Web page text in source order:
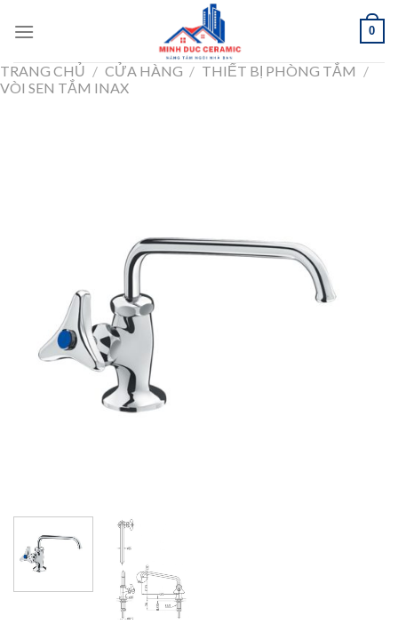
0
TRANG CHỦ / CỬA HÀNG / THIẾT BỊ PHÒNG TẮM /
VÒI SEN TẮM INAX